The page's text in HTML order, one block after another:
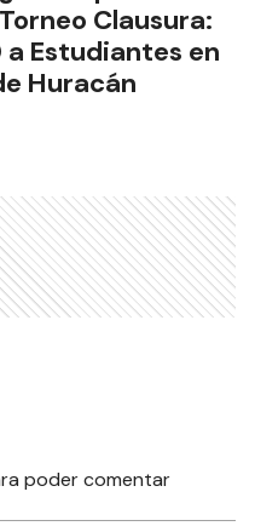
Clausura:
a Estudiantes en
Huracán
poder comentar